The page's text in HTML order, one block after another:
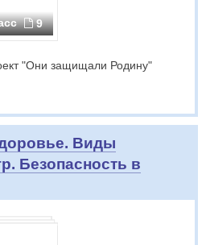
9
"Они защищали Родину"
Виды
Безопасность в